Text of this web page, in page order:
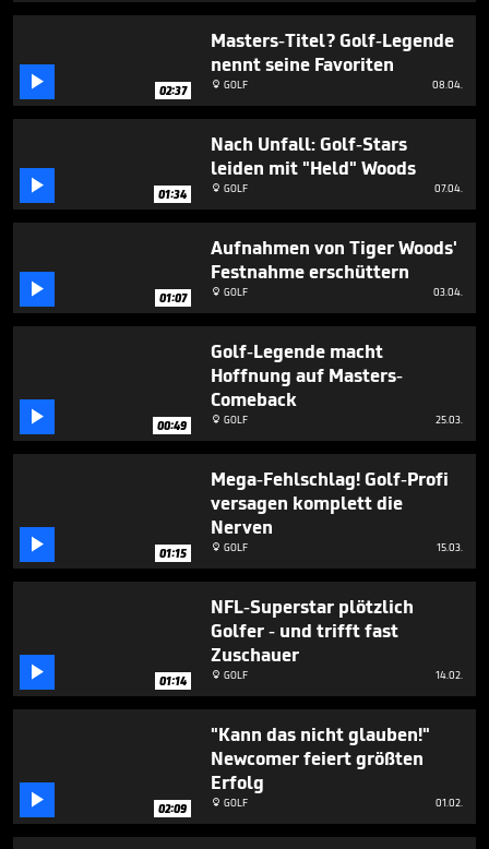
seconds
 02:37
Masters-Titel? Golf-Legende
nennt seine Favoriten
 GOLF 08.04.
 01:34
Nach Unfall: Golf-Stars
leiden mit "Held" Woods
 GOLF 07.04.
 01:07
Aufnahmen von Tiger Woods'
Festnahme erschüttern
 GOLF 03.04.
 00:49
Golf-Legende macht
Hoffnung auf Masters-
Comeback
 GOLF 25.03.
 01:15
Mega-Fehlschlag! Golf-Profi
versagen komplett die
Nerven
 GOLF 15.03.
 01:14
NFL-Superstar plötzlich
Golfer - und trifft fast
Zuschauer
 GOLF 14.02.
 02:09
"Kann das nicht glauben!"
Newcomer feiert größten
Erfolg
 GOLF 01.02.